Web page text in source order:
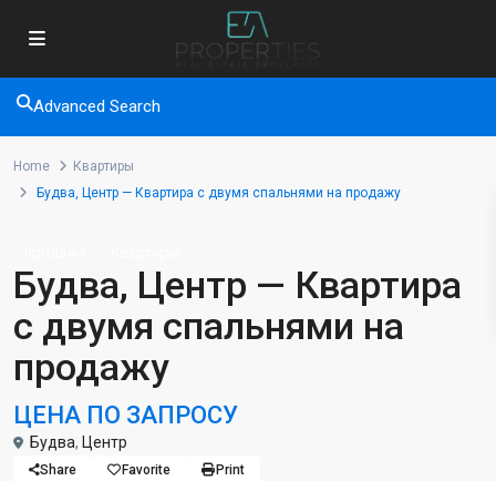
Advanced Search
Home
Квартиры
Будва, Центр — Квартира с двумя спальнями на продажу
Будва, Центр — Квартира
с двумя спальнями на
продажу
ЦЕНА ПО ЗАПРОСУ
Будва, Центр
Share Favorite Print